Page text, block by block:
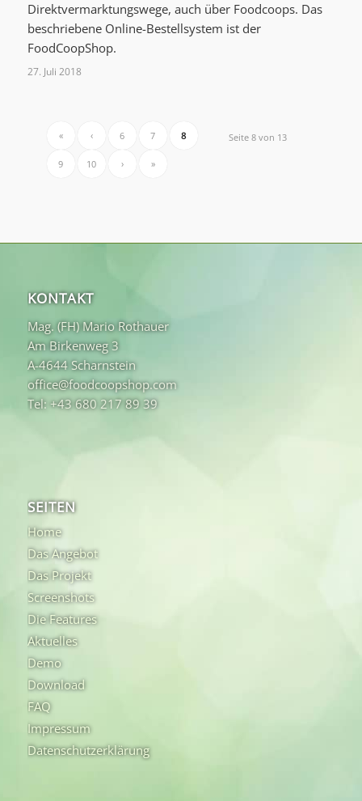
Direktvermarktungswege, auch über Foodcoops. Das
beschriebene Online-Bestellsystem ist der
FoodCoopShop.
27. Juli 2018
Seite 8 von 13
« ‹ 6 7 8
9 10 › »
KONTAKT
Mag. (FH) Mario Rothauer
Am Birkenweg 3
A-4644 Scharnstein
office@foodcoopshop.com
Tel: +43 680 217 89 39
SEITEN
Home
Das Angebot
Das Projekt
Screenshots
Die Features
Aktuelles
Demo
Download
FAQ
Impressum
Datenschutzerklärung